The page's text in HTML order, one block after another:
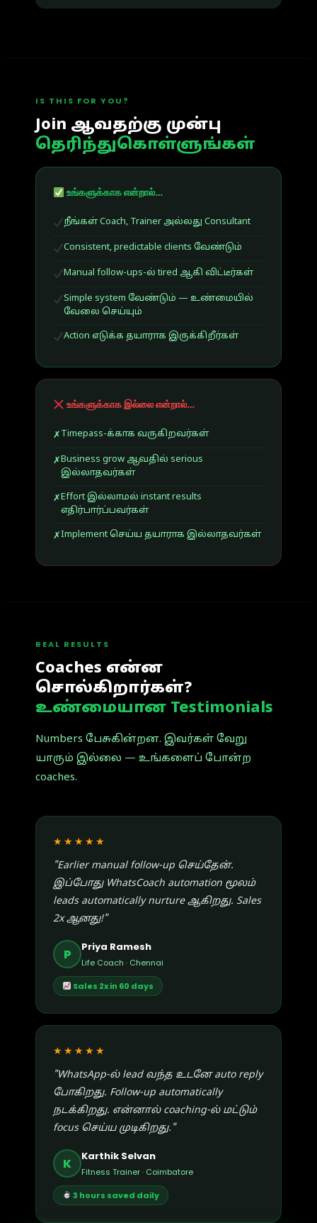
IS THIS FOR YOU?
Join ஆவதற்கு முன்பு
தெரிந்துகொள்ளுங்கள்
உங்களுக்காக என்றால்…
நீங்கள் Coach, Trainer அல்லது Consultant
Consistent, predictable clients வேண்டும்
Manual follow-ups-ல் tired ஆகி விட்டீர்கள்
Simple system வேண்டும் — உண்மையில்
வேலை செய்யும்
Action எடுக்க தயாராக இருக்கிறீர்கள்
உங்களுக்காக இல்லை என்றால்…
✗Timepass-க்காக வருகிறவர்கள்
✗Business grow ஆவதில் serious
இல்லாதவர்கள்
✗Effort இல்லாமல் instant results
எதிர்பார்ப்பவர்கள்
✗Implement செய்ய தயாராக இல்லாதவர்கள்
REAL RESULTS
Coaches என்ன
சொல்கிறார்கள்?
உண்மையான Testimonials
Numbers பேசுகின்றன. இவர்கள் வேறு
யாரும் இல்லை — உங்களைப் போன்ற
coaches.
★★★★★
"Earlier manual follow-up செய்தேன்.
இப்போது WhatsCoach automation மூலம்
leads automatically nurture ஆகிறது. Sales
2x ஆனது!"
P Priya Ramesh
Life Coach · Chennai
Sales 2x in 60 days
★★★★★
"WhatsApp-ல் lead வந்த உடனே auto reply
போகிறது. Follow-up automatically
நடக்கிறது. என்னால் coaching-ல் மட்டும்
focus செய்ய முடிகிறது."
K Karthik Selvan
Fitness Trainer · Coimbatore
3 hours saved daily